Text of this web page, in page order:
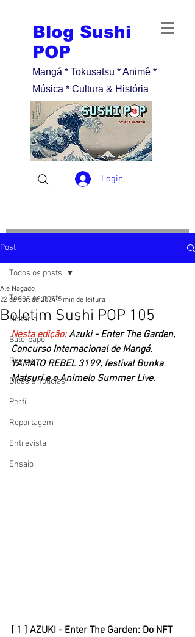
Blog Sushi
POP
Mangá * Tokusatsu * Animê *
Música * Cultura & História
Login
Post
Todos os posts
História
Bate-papo
Review
Dicas e notícias
Perfil
Reportagem
Entrevista
Ensaio
Todos os posts
Boletim Sushi POP 105
Ale Nagado
22 de abr. de 2024 4 min de leitura
Nesta edição: Azuki - Enter The Garden,
Concurso Internacional de Mangá,
YAMATO REBEL 3199, festival Bunka
Matsuri e o Animelo Summer Live.
[ 1 ] AZUKI - Enter The Garden: Do NFT